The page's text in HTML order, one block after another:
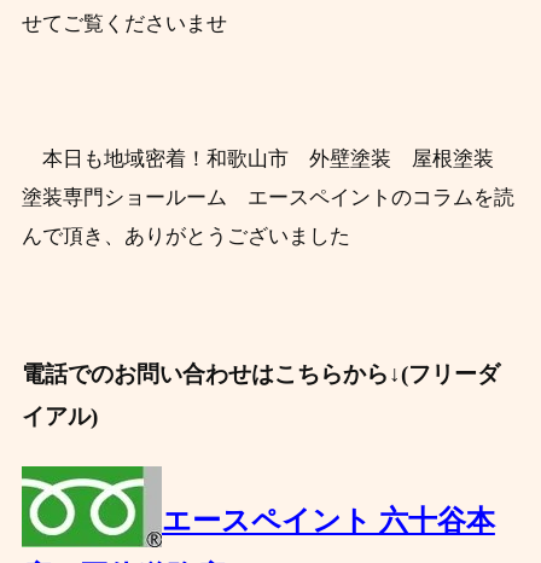
せてご覧くださいませ
本日も地域密着！和歌山市 外壁塗装 屋根塗装
塗装専門ショールーム エースペイントのコラムを読
んで頂き、ありがとうございました
電話でのお問い合わせはこちらから↓(フリーダ
イアル)
エースペイント 六十谷本